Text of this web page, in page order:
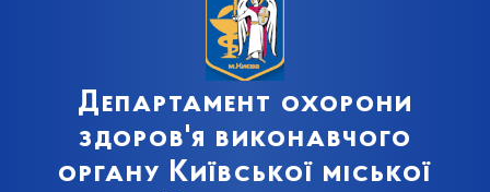
Департамент охорони
здоров'я виконавчого
органу Київської міської